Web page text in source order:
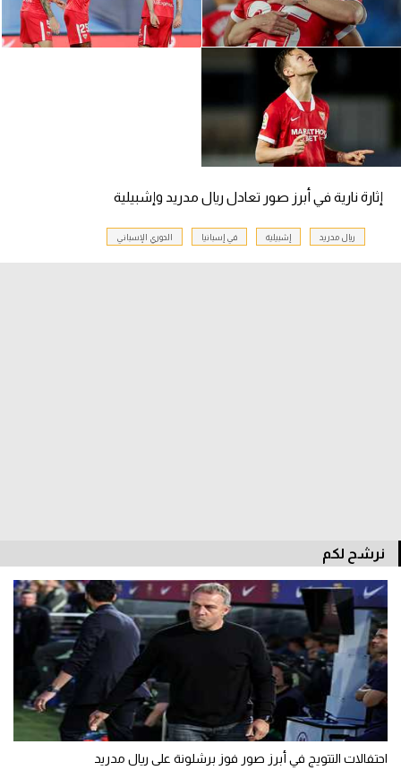
أمم إفريقيا
كرة السلة الأمريكية
كرة طائرة
الوطن العربي
تقرير في الجول
تحليل في الجول
حكايات في الجول
كويز في الجول
فيديو في الجول
إثارة نارية في أبرز صور تعادل ريال مدريد وإشبيلية
ريال مدريد إشبيلية في إسبانيا الدوري الإسباني
نرشح لكم
احتفالات التتويج في أبرز صور فوز برشلونة على ريال مدريد